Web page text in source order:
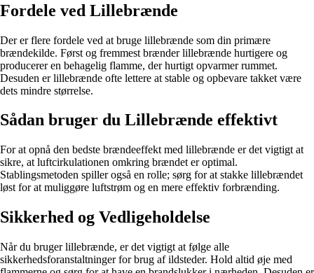
Fordele ved Lillebrænde
Der er flere fordele ved at bruge lillebrænde som din primære
brændekilde. Først og fremmest brænder lillebrænde hurtigere og
producerer en behagelig flamme, der hurtigt opvarmer rummet.
Desuden er lillebrænde ofte lettere at stable og opbevare takket være
dets mindre størrelse.
Sådan bruger du Lillebrænde effektivt
For at opnå den bedste brændeeffekt med lillebrænde er det vigtigt at
sikre, at luftcirkulationen omkring brændet er optimal.
Stablingsmetoden spiller også en rolle; sørg for at stakke lillebrændet
løst for at muliggøre luftstrøm og en mere effektiv forbrænding.
Sikkerhed og Vedligeholdelse
Når du bruger lillebrænde, er det vigtigt at følge alle
sikkerhedsforanstaltninger for brug af ildsteder. Hold altid øje med